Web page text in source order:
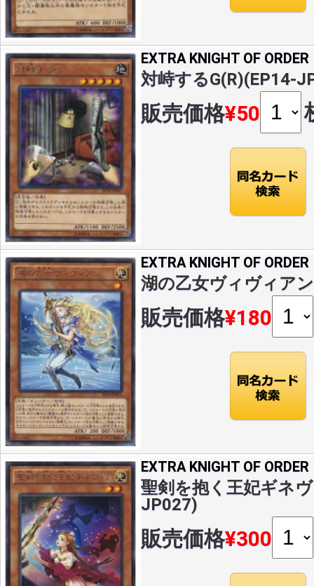
EXTRA KNIGHT OF ORDER
対峙するG(R)(EP14-
販売価格¥50
EXTRA KNIGHT OF ORDER
湖の乙女ヴィヴィア
販売価格¥180
EXTRA KNIGHT OF ORDER
聖剣を抱く王妃ギネ
JP027)
販売価格¥300